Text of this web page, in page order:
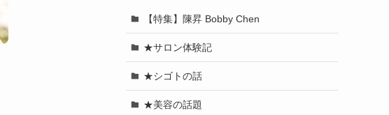
【特集】陳昇 Bobby Chen
★サロン体験記
★シゴトの話
★美容の話題